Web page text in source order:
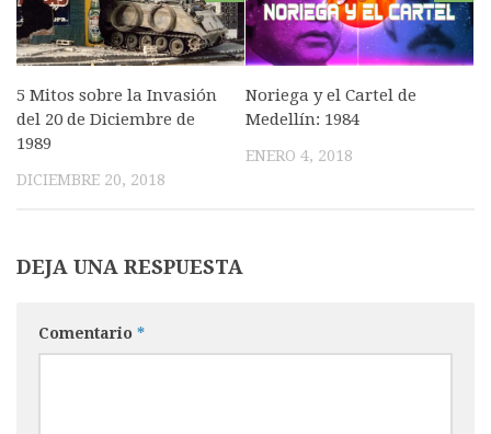
5 Mitos sobre la Invasión
del 20 de Diciembre de
1989
DICIEMBRE 20, 2018
Noriega y el Cartel de
Medellín: 1984
ENERO 4, 2018
DEJA UNA RESPUESTA
Comentario *